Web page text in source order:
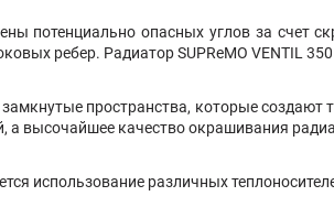
потенциально опасных углов за счет
ребер. Радиатор SUPReMO VENTIL
пространства, которые
а высочайшее качество окрашивания
использование различных